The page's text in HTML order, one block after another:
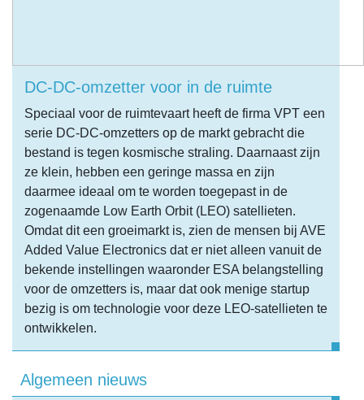
DC-DC-omzetter voor in de ruimte
Speciaal voor de ruimtevaart heeft de firma VPT een
serie DC-DC-omzetters op de markt gebracht die
bestand is tegen kosmische straling. Daarnaast zijn
ze klein, hebben een geringe massa en zijn
daarmee ideaal om te worden toegepast in de
zogenaamde Low Earth Orbit (LEO) satellieten.
Omdat dit een groeimarkt is, zien de mensen bij AVE
Added Value Electronics dat er niet alleen vanuit de
bekende instellingen waaronder ESA belangstelling
voor de omzetters is, maar dat ook menige startup
bezig is om technologie voor deze LEO-satellieten te
ontwikkelen.
Algemeen nieuws